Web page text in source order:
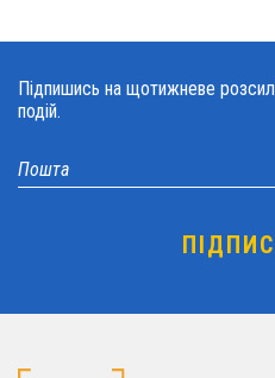
Підпишись на щотижневе
подій.